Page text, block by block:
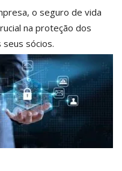
o seguro de vida
na proteção dos
sócios.